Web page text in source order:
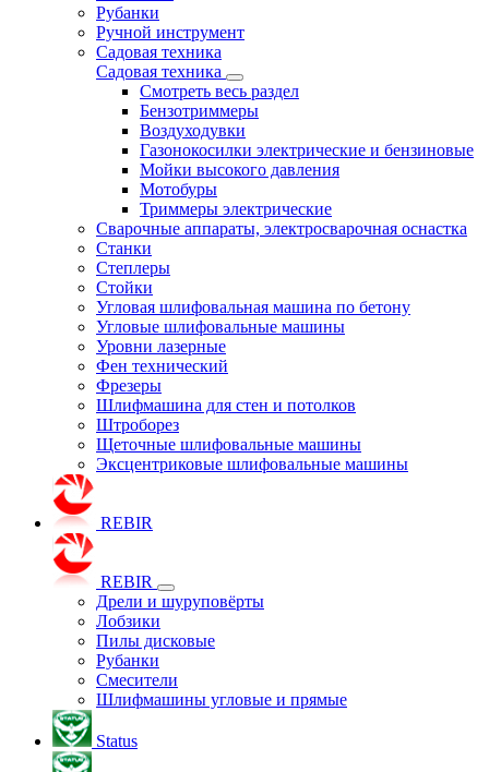
Рубанки
Ручной инструмент
Садовая техника
Садовая техника
Смотреть весь раздел
Бензотриммеры
Воздуходувки
Газонокосилки электрические и бензиновые
Мойки высокого давления
Мотобуры
Триммеры электрические
Сварочные аппараты, электросварочная оснастка
Станки
Степлеры
Стойки
Угловая шлифовальная машина по бетону
Угловые шлифовальные машины
Уровни лазерные
Фен технический
Фрезеры
Шлифмашина для стен и потолков
Штроборез
Щеточные шлифовальные машины
Эксцентриковые шлифовальные машины
REBIR
REBIR
Дрели и шуруповёрты
Лобзики
Пилы дисковые
Рубанки
Смесители
Шлифмашины угловые и прямые
Status